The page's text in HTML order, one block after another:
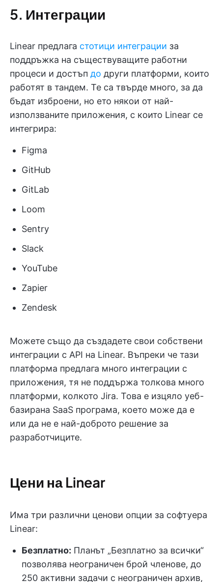
5. Интеграции
Linear предлага стотици интеграции за
поддръжка на съществуващите работни
процеси и достъп до други платформи, които
работят в тандем. Те са твърде много, за да
бъдат изброени, но ето някои от най-
използваните приложения, с които Linear се
интегрира:
Figma
GitHub
GitLab
Loom
Sentry
Slack
YouTube
Zapier
Zendesk
Можете също да създадете свои собствени
интеграции с API на Linear. Въпреки че тази
платформа предлага много интеграции с
приложения, тя не поддържа толкова много
платформи, колкото Jira. Това е изцяло уеб-
базирана SaaS програма, което може да е
или да не е най-доброто решение за
разработчиците.
Цени на Linear
Има три различни ценови опции за софтуера
Linear:
Безплатно: Планът „Безплатно за всички“
позволява неограничен брой членове, до
250 активни задачи с неограничен архив,